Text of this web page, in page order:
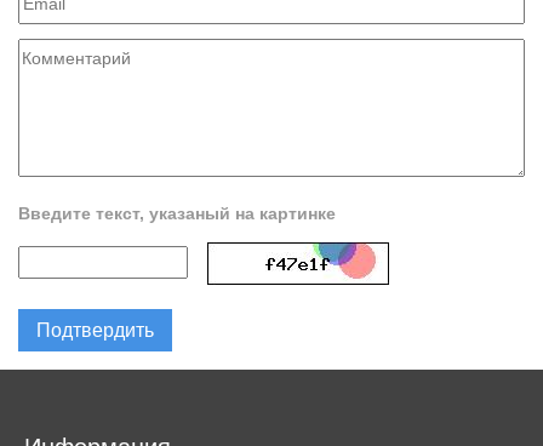
Введите текст, указаный на картинке
Подтвердить